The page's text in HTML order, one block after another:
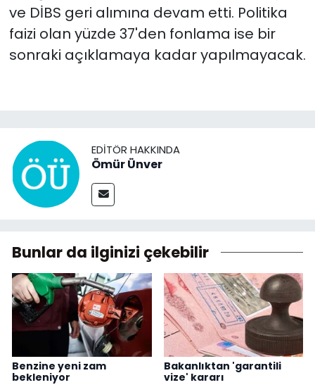
ve DİBS geri alımına devam etti. Politika
faizi olan yüzde 37'den fonlama ise bir
sonraki açıklamaya kadar yapılmayacak.
EDITÖR HAKKINDA
Ömür Ünver
Bunlar da ilginizi çekebilir
Benzine yeni zam
bekleniyor
Bakanlıktan 'garantili
vize' kararı